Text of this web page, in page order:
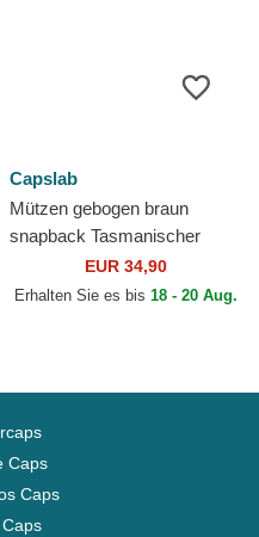
Capslab
Mützen gebogen braun
snapback Tasmanischer
Teufel Looney Tunes von
Capslab
EUR 34,90
Erhalten Sie es bis 18 - 20 Aug.
Caps
Caps